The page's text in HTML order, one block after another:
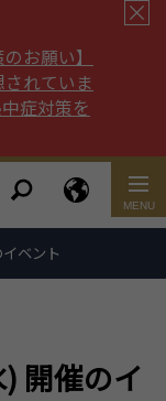
お願い】
れていま
症対策を
ベント
開催のイ